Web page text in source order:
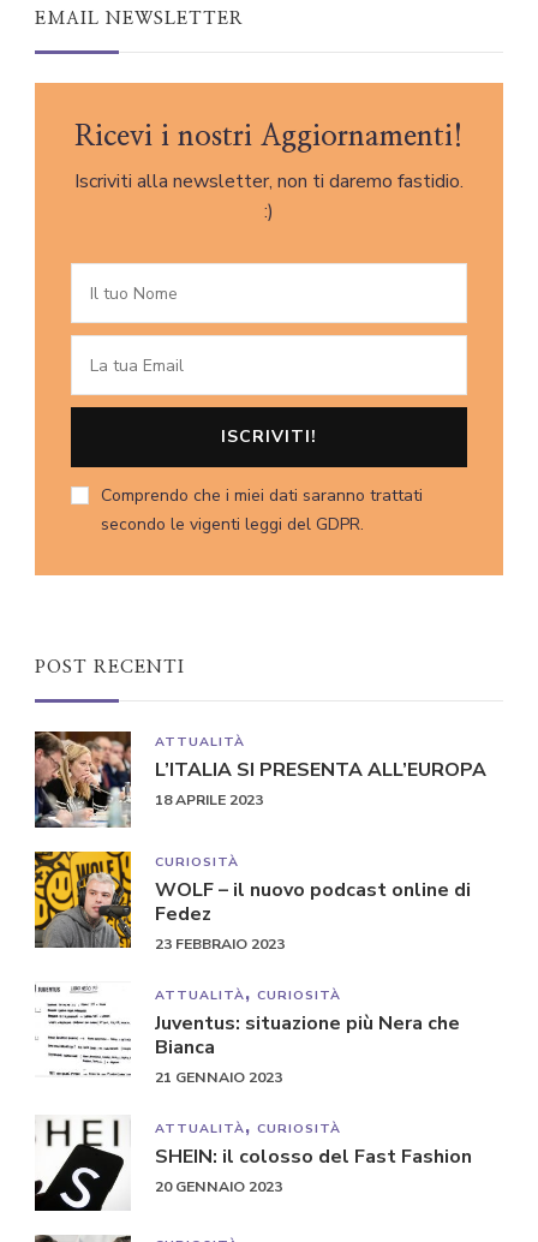
EMAIL NEWSLETTER
Ricevi i nostri Aggiornamenti!
Iscriviti alla newsletter, non ti daremo fastidio.
:)
Comprendo che i miei dati saranno trattati
secondo le vigenti leggi del GDPR.
POST RECENTI
ATTUALITÀ
L’ITALIA SI PRESENTA ALL’EUROPA
18 APRILE 2023
CURIOSITÀ
WOLF – il nuovo podcast online di
Fedez
23 FEBBRAIO 2023
ATTUALITÀ CURIOSITÀ
Juventus: situazione più Nera che
Bianca
21 GENNAIO 2023
ATTUALITÀ CURIOSITÀ
SHEIN: il colosso del Fast Fashion
20 GENNAIO 2023